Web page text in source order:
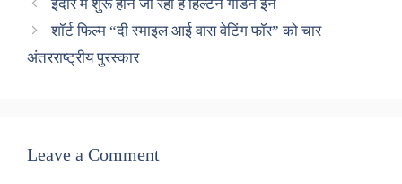
इंदौर में शुरू होने जा रहा है हिल्टन गार्डन इन
शॉर्ट फिल्म “दी स्माइल आई वास वेटिंग फॉर” को चार
अंतरराष्ट्रीय पुरस्कार
Leave a Comment